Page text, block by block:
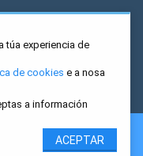
- Miguel Ferro
túa experiencia de
de cookies e a nosa
a información
ACEPTAR